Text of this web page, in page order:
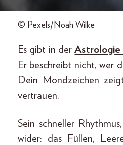
© Pexels/Noah Wilke
Es gibt in derAstrologie
Er beschreibt nicht, wer
Dein Mondzeichen
vertrauen.
Sein schneller
wider: das Füllen,